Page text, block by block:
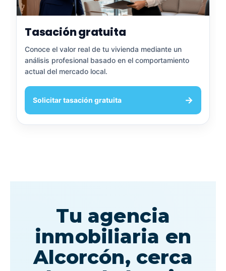
Tasación gratuita
Conoce el valor real de tu vivienda mediante un
análisis profesional basado en el comportamiento
actual del mercado local.
Solicitar tasación gratuita →
Tu agencia
inmobiliaria en
Alcorcón, cerca